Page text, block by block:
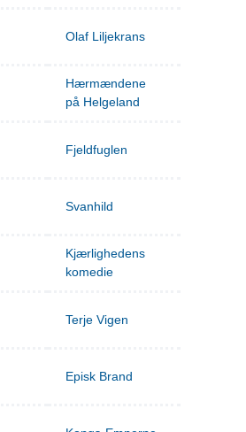
Olaf Liljekrans
Hærmændene
på Helgeland
Fjeldfuglen
Svanhild
Kjærlighedens
komedie
Terje Vigen
Episk Brand